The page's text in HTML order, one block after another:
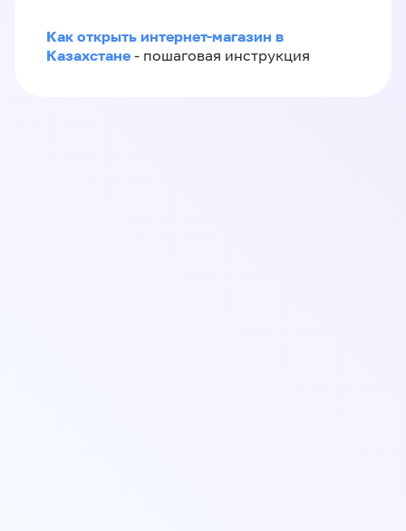
Как открыть интернет-магазин в
Казахстане - пошаговая инструкция